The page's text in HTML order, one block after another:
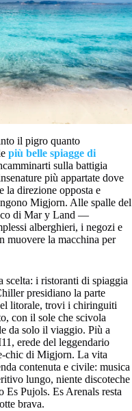
il pigro quanto
più belle spiagge di
sulla battigia
più appartate dove
la direzione opposta e
Migjorn. Alle spalle del
di Mar y Land —
alberghieri, i negozi e
muovere la macchina per
scelta: i ristoranti di spiaggia
presidiano la parte
litorale, trovi i chiringuiti
con il sole che scivola
da solo il viaggio. Più a
erede del leggendario
chic di Migjorn. La vita
contenuta e civile: musica
lungo, niente discoteche
Es Pujols. Es Arenals resta
brava.